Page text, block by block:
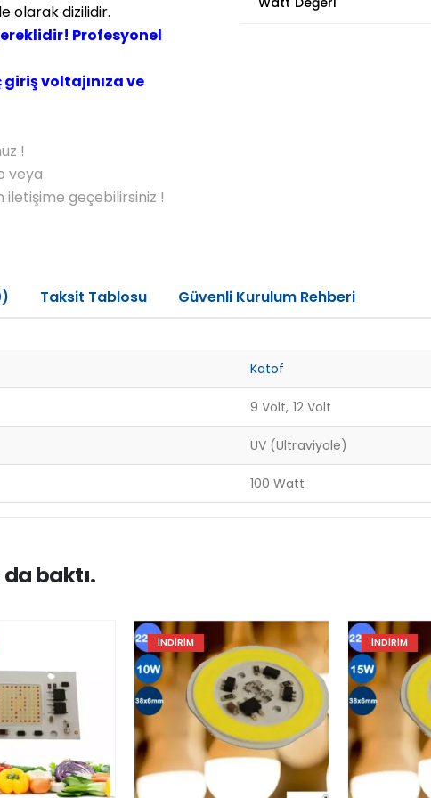
olarak dizilidir.
Profesyonel
voltajınıza ve
!
veya
geçebilirsiniz !
Taksit Tablosu Güvenli Kurulum Rehberi
Katof
9 Volt, 12 Volt
UV (Ultraviyole)
100 Watt
baktı.
İNDIRIM İNDIRIM